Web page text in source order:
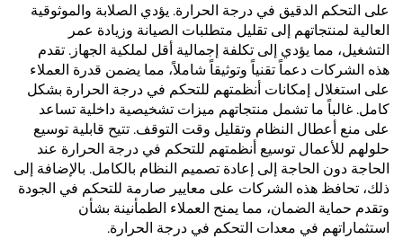
على التحكم الدقيق في درجة الحرارة. يؤدي الصلابة والموثوقية
العالية لمنتجاتهم إلى تقليل متطلبات الصيانة وزيادة عمر
التشغيل، مما يؤدي إلى تكلفة إجمالية أقل لملكية الجهاز. تقدم
هذه الشركات دعماً تقنياً وتوثيقاً شاملاً، مما يضمن قدرة العملاء
على استغلال إمكانات أنظمتهم للتحكم في درجة الحرارة بشكل
كامل. غالباً ما تشمل منتجاتهم ميزات تشخيصية داخلية تساعد
على منع أعطال النظام وتقليل وقت التوقف. تتيح قابلية توسيع
حلولهم للأعمال توسيع أنظمتهم للتحكم في درجة الحرارة عند
الحاجة دون الحاجة إلى إعادة تصميم النظام بالكامل. بالإضافة إلى
ذلك، تحافظ هذه الشركات على معايير صارمة للتحكم في الجودة
وتقدم حماية الضمان، مما يمنح العملاء الطمأنينة بشأن
استثماراتهم في معدات التحكم في درجة الحرارة.